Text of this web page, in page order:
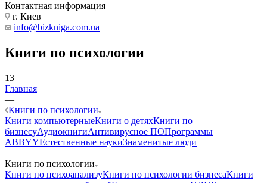
Контактная информация
г. Киев
info@bizkniga.com.ua
Книги по психологии
13
Главная
—
Книги по психологии
Книги компьютерныеКниги о детяхКниги по
бизнесуАудиокнигиАнтивирусное ПОПрограммы
ABBYYЕстественные наукиЗнаменитые люди
—
Книги по психологии
Книги по психоанализуКниги по психологии бизнесаКниги